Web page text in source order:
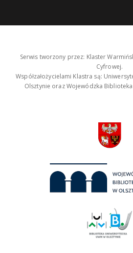
Serwis tworzony przez: Klaster
Cyfrowej.
Współzałożycielami Klastra są:
Olsztynie oraz Wojewódzka